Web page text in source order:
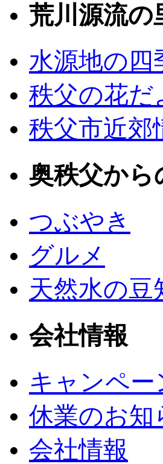
荒川源流の
水源地の四
秩父の花だ
秩父市近郊
奥秩父か
つぶやき
グルメ
天然水の豆
会社情報
キャンペー
休業のお知
会社情報